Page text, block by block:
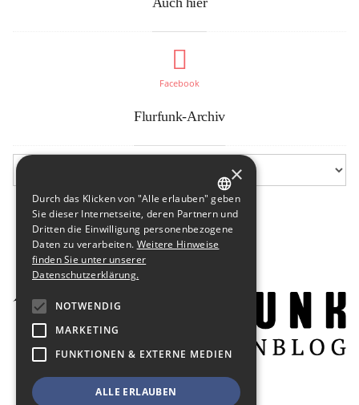
Facebook
Flurfunk-Archiv
GERMAN
ENGLISH
×
Durch das Klicken von "Alle erlauben" geben
Sie dieser Internetseite, deren Partnern und
Dritten die Einwilligung personenbezogene
Daten zu verarbeiten. Weitere Hinweise
finden Sie unter unserer
Datenschutzerklärung.
NOTWENDIG
MARKETING
FUNKTIONEN & EXTERNE MEDIEN
ALLE ERLAUBEN